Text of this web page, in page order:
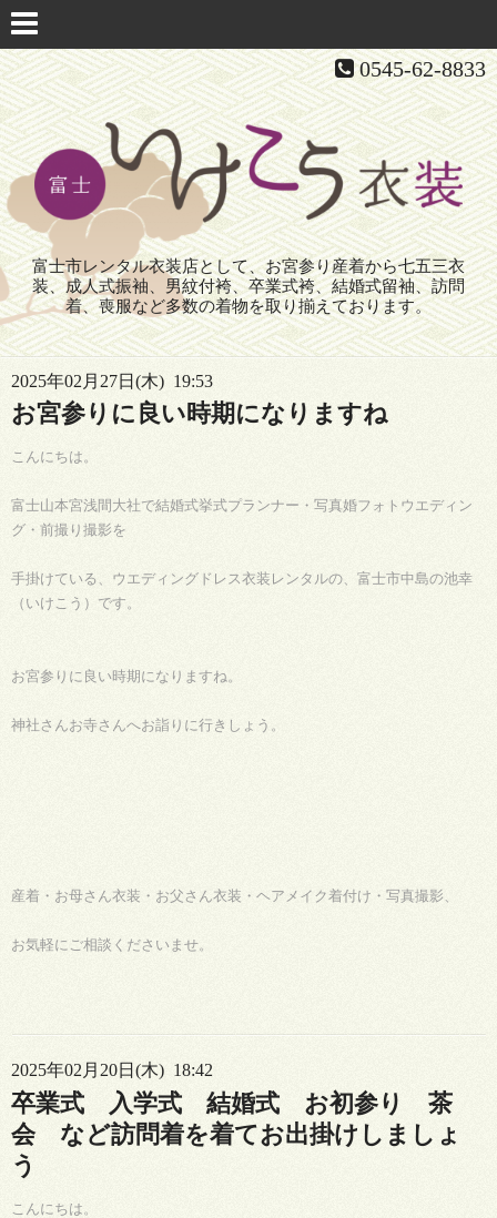
0545-62-8833
富士市レンタル衣装店として、お宮参り産着から七五三衣
装、成人式振袖、男紋付袴、卒業式袴、結婚式留袖、訪問
着、喪服など多数の着物を取り揃えております。
2025年02月27日(木) 19:53
お宮参りに良い時期になりますね
こんにちは。
富士山本宮浅間大社で結婚式挙式プランナー・写真婚フォトウエディン
グ・前撮り撮影を
手掛けている、ウエディングドレス衣装レンタルの、富士市中島の池幸
（いけこう）です。
お宮参りに良い時期になりますね。
神社さんお寺さんへお詣りに行きしょう。
産着・お母さん衣装・お父さん衣装・ヘアメイク着付け・写真撮影、
お気軽にご相談くださいませ。
2025年02月20日(木) 18:42
卒業式 入学式 結婚式 お初参り 茶
会 など訪問着を着てお出掛けしましょ
う
こんにちは。